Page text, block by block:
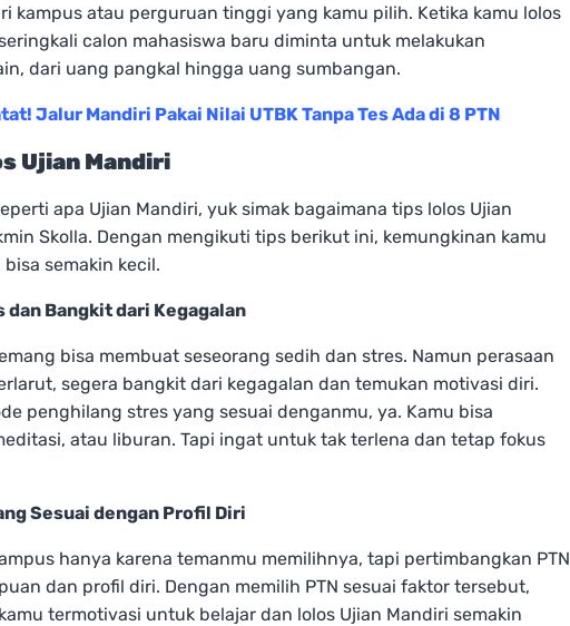
kampus atau perguruan tinggi yang kamu pilih. Ketika kamu lolos
calon mahasiswa baru diminta untuk melakukan
dari uang pangkal hingga uang sumbangan.
Jalur Mandiri Pakai Nilai UTBK Tanpa Tes Ada di 8 PTN
Ujian Mandiri
apa Ujian Mandiri, yuk simak bagaimana tips lolos Ujian
Skolla. Dengan mengikuti tips berikut ini, kemungkinan kamu
semakin kecil.
dan Bangkit dari Kegagalan
bisa membuat seseorang sedih dan stres. Namun perasaan
segera bangkit dari kegagalan dan temukan motivasi diri.
penghilang stres yang sesuai denganmu, ya. Kamu bisa
atau liburan. Tapi ingat untuk tak terlena dan tetap fokus
Sesuai dengan Profil Diri
hanya karena temanmu memilihnya, tapi pertimbangkan PTN
dan profil diri. Dengan memilih PTN sesuai faktor tersebut,
termotivasi untuk belajar dan lolos Ujian Mandiri semakin